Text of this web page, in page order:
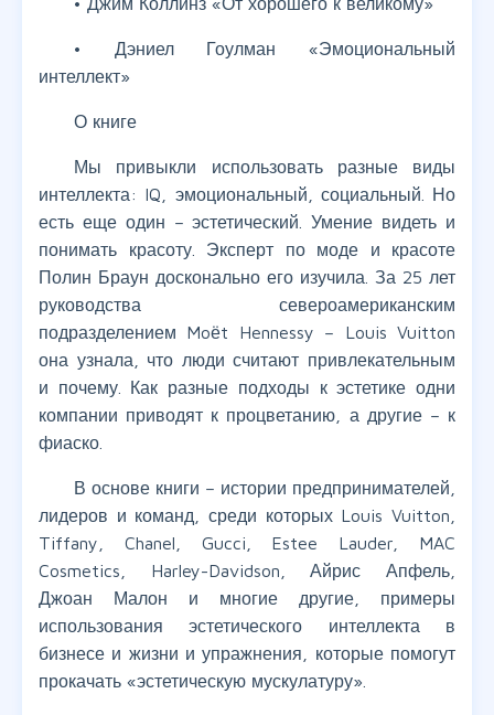
• Дэниел Гоулман «Эмоциональный
интеллект»
О книге
Мы привыкли использовать разные виды
интеллекта: IQ, эмоциональный, социальный. Но
есть еще один – эстетический. Умение видеть и
понимать красоту. Эксперт по моде и красоте
Полин Браун досконально его изучила. За 25 лет
руководства североамериканским
подразделением Moёt Hennessy – Louis Vuitton
она узнала, что люди считают привлекательным
и почему. Как разные подходы к эстетике одни
компании приводят к процветанию, а другие – к
фиаско.
В основе книги – истории предпринимателей,
лидеров и команд, среди которых Louis Vuitton,
Tiffany, Chanel, Gucci, Estee Lauder, MAC
Cosmetics, Harley-Davidson, Айрис Апфель,
Джоан Малон и многие другие, примеры
использования эстетического интеллекта в
бизнесе и жизни и упражнения, которые помогут
прокачать «эстетическую мускулатуру».